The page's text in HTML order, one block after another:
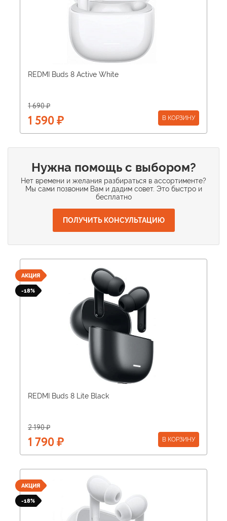
REDMI Buds 8 Active White
1 690 ₽
1 590 ₽ В КОРЗИНУ
Нужна помощь с выбором?
Нет времени и желания разбираться в ассортименте?
Мы сами позвоним Вам и дадим совет. Это быстро и
бесплатно
ПОЛУЧИТЬ КОНСУЛЬТАЦИЮ
АКЦИЯ
-18%
REDMI Buds 8 Lite Black
2 190 ₽
1 790 ₽ В КОРЗИНУ
АКЦИЯ
-18%